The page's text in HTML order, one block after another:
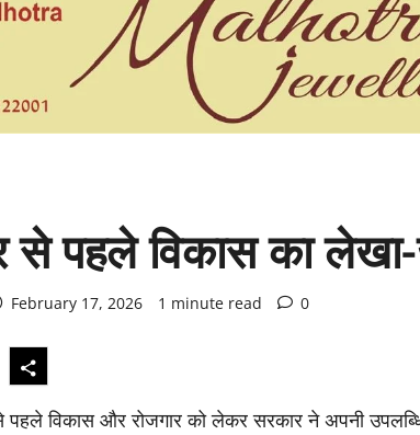
पहले विकास का लेखा-
February 17, 2026 1 minute read 0
विकास और रोजगार को लेकर सरकार ने अपनी